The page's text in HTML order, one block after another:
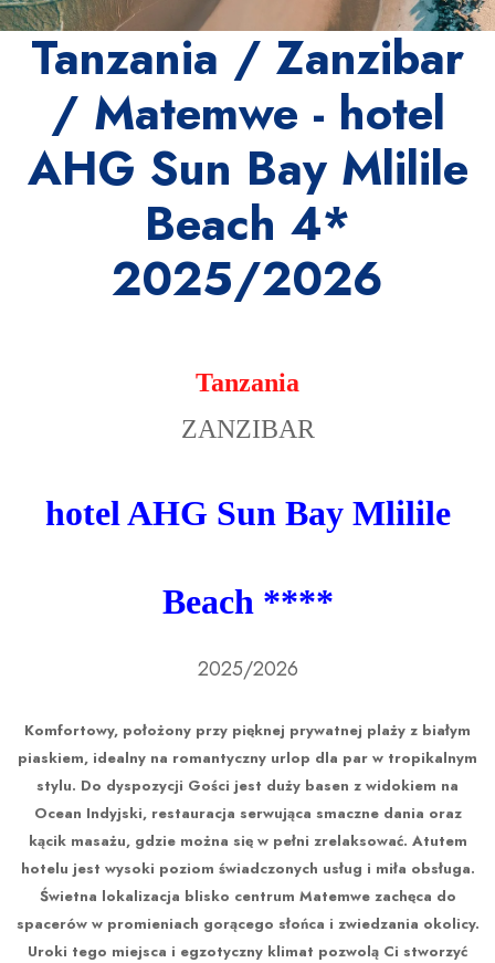
Tanzania / Zanzibar
/ Matemwe - hotel
AHG Sun Bay Mlilile
Beach 4*
2025/2026
Tanzania
ZANZIBAR
hotel AHG Sun Bay Mlilile
Beach ****
2025/2026
Komfortowy, położony przy pięknej prywatnej plaży z białym
piaskiem, idealny na romantyczny urlop dla par w tropikalnym
stylu. Do dyspozycji Gości jest duży basen z widokiem na
Ocean Indyjski, restauracja serwująca smaczne dania oraz
kącik masażu, gdzie można się w pełni zrelaksować. Atutem
hotelu jest wysoki poziom świadczonych usług i miła obsługa.
Świetna lokalizacja blisko centrum Matemwe zachęca do
spacerów w promieniach gorącego słońca i zwiedzania okolicy.
Uroki tego miejsca i egzotyczny klimat pozwolą Ci stworzyć